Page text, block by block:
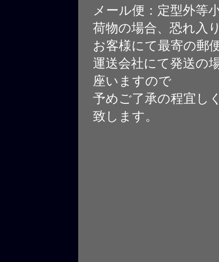
メール便：定型外等
荷物の場合、恐れ入
お客様にて最寄の郵
運送会社にて発送の
座いますので
予めご了承の程宜し
致します。